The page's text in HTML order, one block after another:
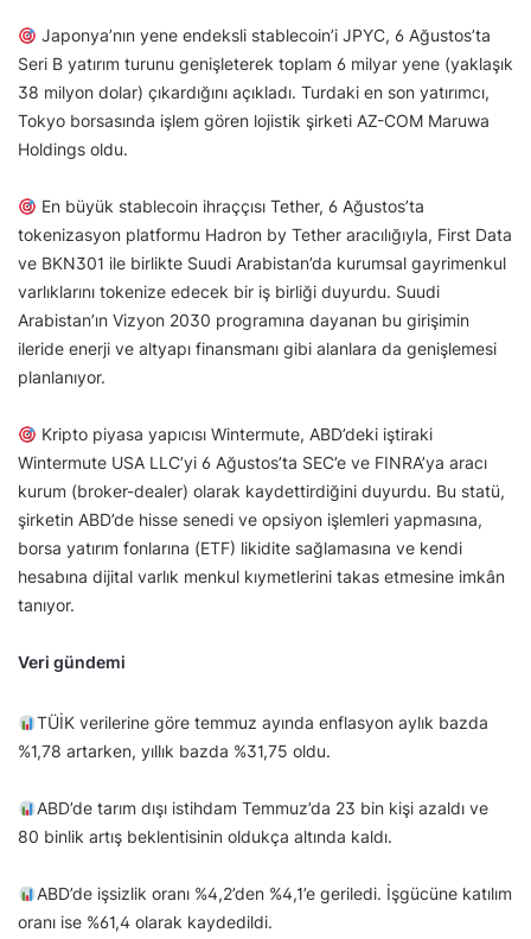
Japonya’nın yene endeksli stablecoin’i JPYC, 6 Ağustos’ta
Seri B yatırım turunu genişleterek toplam 6 milyar yene (yaklaşık
38 milyon dolar) çıkardığını açıkladı. Turdaki en son yatırımcı,
Tokyo borsasında işlem gören lojistik şirketi AZ-COM Maruwa
Holdings oldu.
En büyük stablecoin ihraççısı Tether, 6 Ağustos’ta
tokenizasyon platformu Hadron by Tether aracılığıyla, First Data
ve BKN301 ile birlikte Suudi Arabistan’da kurumsal gayrimenkul
varlıklarını tokenize edecek bir iş birliği duyurdu. Suudi
Arabistan’ın Vizyon 2030 programına dayanan bu girişimin
ileride enerji ve altyapı finansmanı gibi alanlara da genişlemesi
planlanıyor.
Kripto piyasa yapıcısı Wintermute, ABD’deki iştiraki
Wintermute USA LLC’yi 6 Ağustos’ta SEC’e ve FINRA’ya aracı
kurum (broker-dealer) olarak kaydettirdiğini duyurdu. Bu statü,
şirketin ABD’de hisse senedi ve opsiyon işlemleri yapmasına,
borsa yatırım fonlarına (ETF) likidite sağlamasına ve kendi
hesabına dijital varlık menkul kıymetlerini takas etmesine imkân
tanıyor.
Veri gündemi
TÜİK verilerine göre temmuz ayında enflasyon aylık bazda
%1,78 artarken, yıllık bazda %31,75 oldu.
ABD’de tarım dışı istihdam Temmuz’da 23 bin kişi azaldı ve
80 binlik artış beklentisinin oldukça altında kaldı.
ABD’de işsizlik oranı %4,2’den %4,1’e geriledi. İşgücüne katılım
oranı ise %61,4 olarak kaydedildi.